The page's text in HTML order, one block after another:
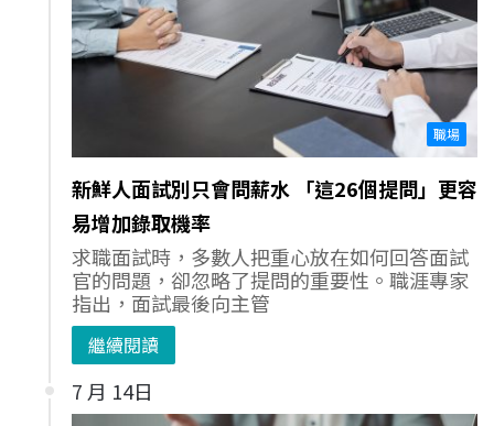
職場
新鮮人面試別只會問薪水 「這26個提問」更容
易增加錄取機率
求職面試時，多數人把重心放在如何回答面試
官的問題，卻忽略了提問的重要性。職涯專家
指出，面試最後向主管
繼續閱讀
7 月 14日